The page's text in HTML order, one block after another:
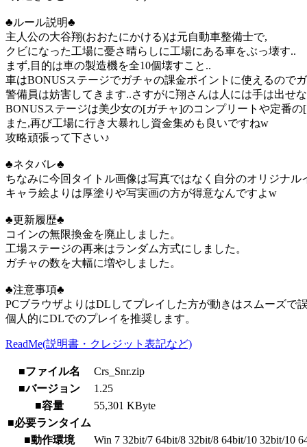
♣ルール説明♣
主人公の大谷翔(おおたにかける)は元自動車整備士で,
クビになった工場に憂さ晴らしに工場にある車をぶっ壊す..
まず,目的は車の製造機を全10個壊すこと..
車はBONUSステージでガチャの課金ポイントに使えるので
警備員は妨害してきます..さすがに翔さんは人には手は出せ
BONUSステージは美少女の[ガチャ]のコンプリートや定番
また,再び工場に行き大暴れし資金集めも良いですねw
攻略頑張って下さい♪
♣ネタバレ♣
ちなみに今回タイトル画像は写真ではなく自分のオリジナル
キャラ絵よりは厚塗りや写実画の方が得意なんですよw
♣更新履歴♣
コインの無限換金を廃止しました。
工場ステージの再来はランダム方式にしました。
ガチャの数を大幅に増やしました。
♣注意事項♣
PCブラウザよりはDLしてプレイした方が動きはスムーズで
個人的にDLでのプレイを推奨します。
ReadMe(説明書・クレジット表記など)
■ファイル名
Crs_Snr.zip
■バージョン
1.25
■容量
55,301 KByte
■必要ランタイム
■動作環境
Win 7 32bit/7 64bit/8 32bit/8 64bit/10 32bit/10